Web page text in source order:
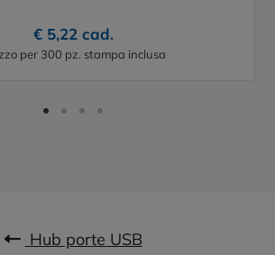
€ 5,22 cad.
per 300 pz. stampa inclusa
Hub porte USB